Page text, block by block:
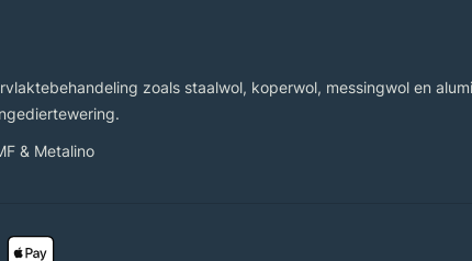
zoals staalwol, koperwol, messingwol en
& Metalino